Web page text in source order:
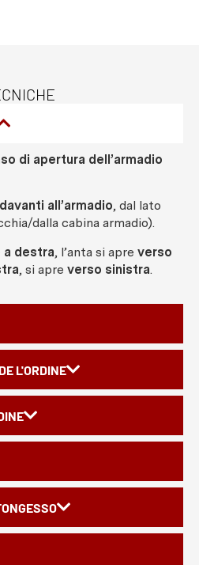
L'ORDINE
di apertura dell’armadio
davanti all’armadio, dal lato
dalla cabina armadio).
a destra, l’anta si apre verso
, si apre verso sinistra.